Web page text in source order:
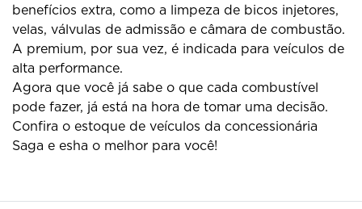
benefícios extra, como a limpeza de bicos injetores,
velas, válvulas de admissão e câmara de combustão.
A premium, por sua vez, é indicada para veículos de
alta performance.
Agora que você já sabe o que cada combustível
pode fazer, já está na hora de tomar uma decisão.
Confira o estoque de veículos da concessionária
Saga e esha o melhor para você!